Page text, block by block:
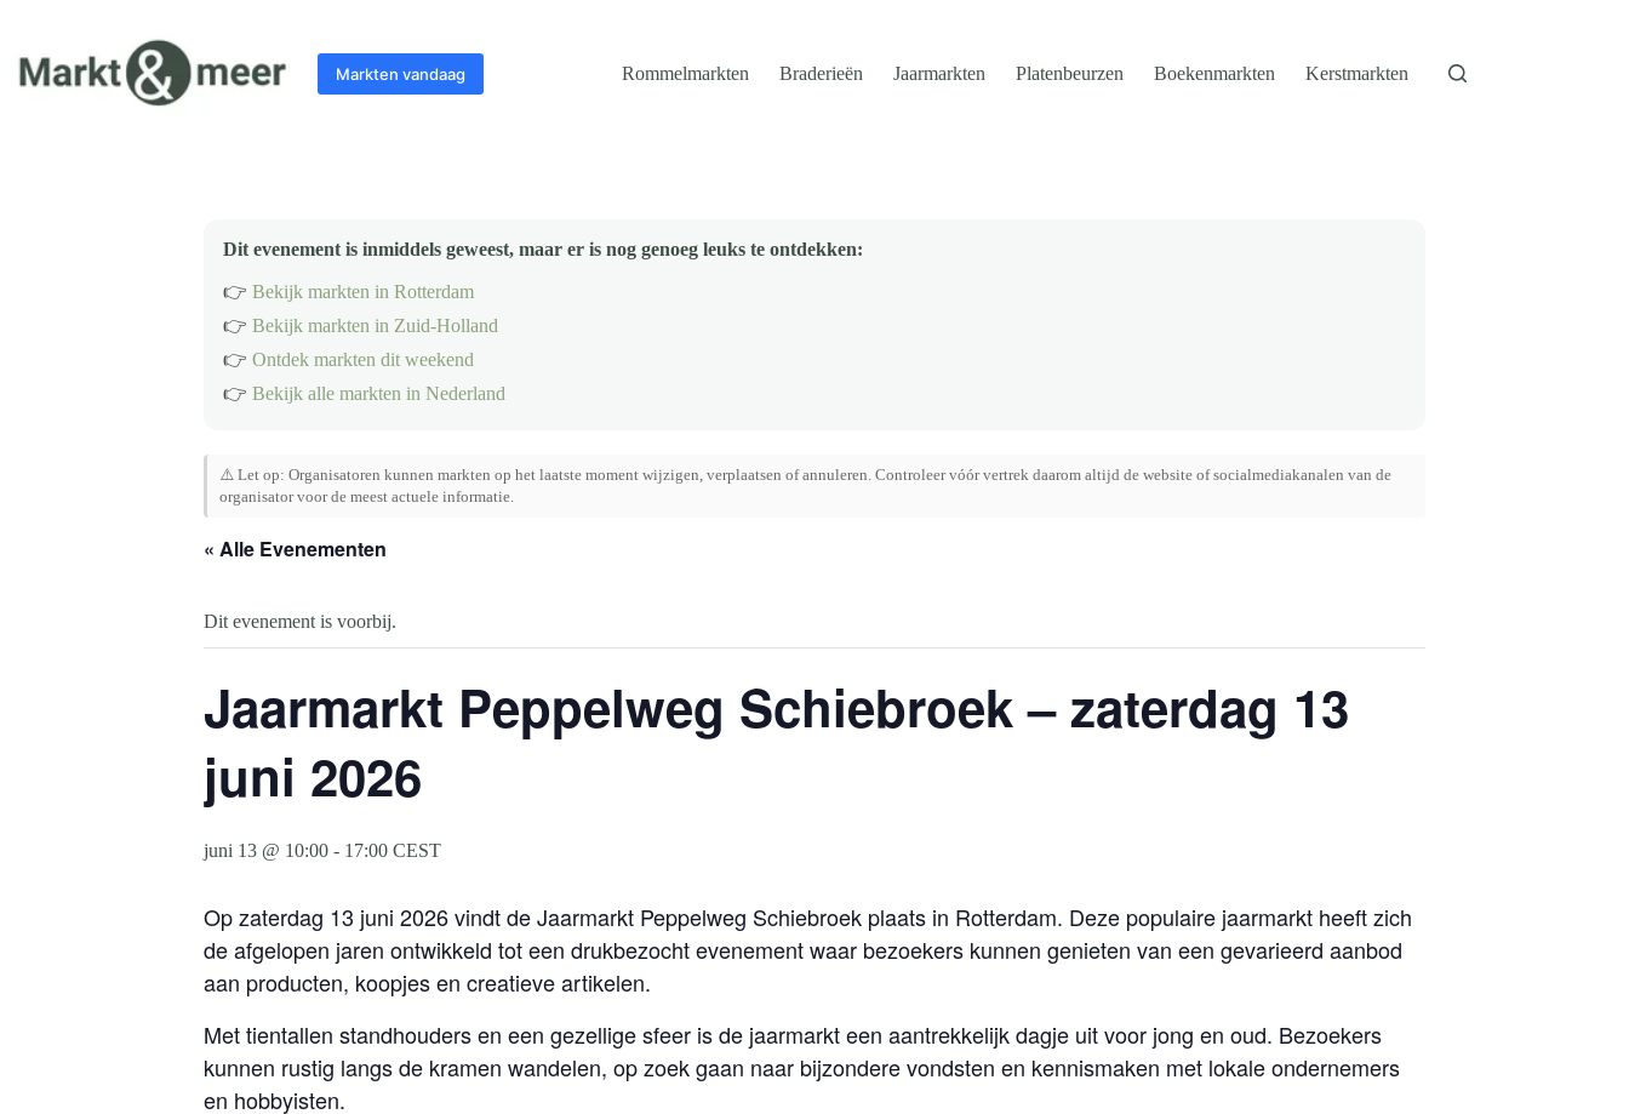
inhoud
Markten vandaag Rommelmarkten Braderieën Jaarmarkten Platenbeurzen Boekenmarkten Kerstmarkten
Dit evenement is inmiddels geweest, maar er is nog genoeg leuks te ontdekken:
👉 Bekijk markten in Rotterdam
👉 Bekijk markten in Zuid-Holland
👉 Ontdek markten dit weekend
👉 Bekijk alle markten in Nederland
⚠️ Let op: Organisatoren kunnen markten op het laatste moment wijzigen, verplaatsen of annuleren. Controleer vóór vertrek daarom altijd de website of socialmediakanalen van de
organisator voor de meest actuele informatie.
« Alle Evenementen
Dit evenement is voorbij.
Jaarmarkt Peppelweg Schiebroek – zaterdag 13
juni 2026
juni 13 @ 10:00 - 17:00 CEST
Op zaterdag 13 juni 2026 vindt de Jaarmarkt Peppelweg Schiebroek plaats in Rotterdam. Deze populaire jaarmarkt heeft zich
de afgelopen jaren ontwikkeld tot een drukbezocht evenement waar bezoekers kunnen genieten van een gevarieerd aanbod
aan producten, koopjes en creatieve artikelen.
Met tientallen standhouders en een gezellige sfeer is de jaarmarkt een aantrekkelijk dagje uit voor jong en oud. Bezoekers
kunnen rustig langs de kramen wandelen, op zoek gaan naar bijzondere vondsten en kennismaken met lokale ondernemers
en hobbyisten.